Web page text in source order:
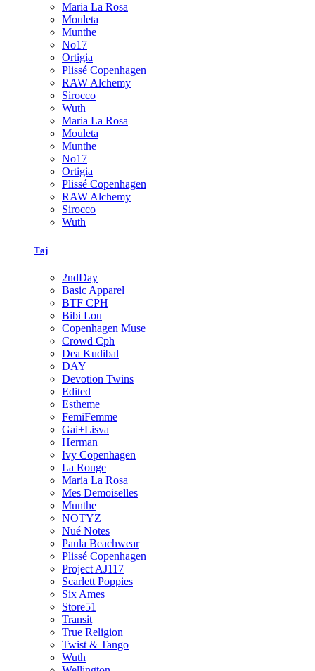
Maria La Rosa
Mouleta
Munthe
No17
Ortigia
Plissé Copenhagen
RAW Alchemy
Sirocco
Wuth
Maria La Rosa
Mouleta
Munthe
No17
Ortigia
Plissé Copenhagen
RAW Alchemy
Sirocco
Wuth
Tøj
2ndDay
Basic Apparel
BTF CPH
Bibi Lou
Copenhagen Muse
Crowd Cph
Dea Kudibal
DAY
Devotion Twins
Edited
Estheme
FemiFemme
Gai+Lisva
Herman
Ivy Copenhagen
La Rouge
Maria La Rosa
Mes Demoiselles
Munthe
NOTYZ
Nué Notes
Paula Beachwear
Plissé Copenhagen
Project AJ117
Scarlett Poppies
Six Ames
Store51
Transit
True Religion
Twist & Tango
Wuth